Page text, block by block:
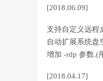
[2018.06.09]
支持自定义远程
自动扩展系统盘
增加 -rdp 参数.(
[2018.04.17]